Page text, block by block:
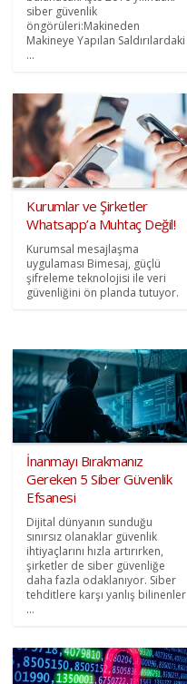
siber güvenlik
öngörüleri:Makineden
Makineye Yapılan Saldırılardaki
...
Kurumlar ve Şirketler
Whatsapp’a Muhtaç Değil!
Kurumsal mesajlaşma
uygulaması Bimesaj, güçlü
şifreleme teknolojisi ile veri
güvenliğini ön planda tutuyor.
İnanmayı Bırakmanız
Gereken 5 Siber Güvenlik
Efsanesi
Dijital dünyanın sunduğu
sınırsız olanaklar güvenlik
ihtiyaçlarını hızla artırırken,
şirketler de siber güvenliğe
daha fazla odaklanıyor. Siber
tehditlere karşı yanlış bilinenler
...